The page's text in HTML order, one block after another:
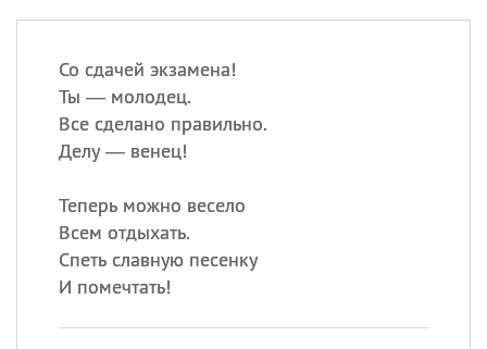
Со сдачей экзамена!
Ты — молодец.
Все сделано правильно.
Делу — венец!
Теперь можно весело
Всем отдыхать.
Спеть славную песенку
И помечтать!